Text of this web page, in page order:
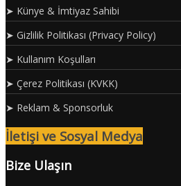
➤ Künye & İmtiyaz Sahibi
➤ Gizlilik Politikası (Privacy Policy)
➤ Kullanım Koşulları
➤ Çerez Politikası (KVKK)
➤ Reklam & Sponsorluk
İletişi ve Sosyal Medya
Bize Ulaşın